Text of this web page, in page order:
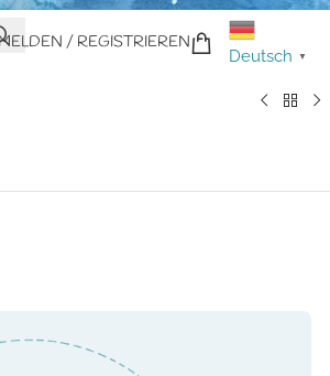
/ REGISTRIEREN
Deutsch ▼